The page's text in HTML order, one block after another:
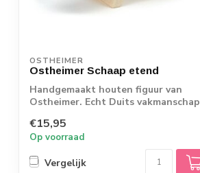
OSTHEIMER
Ostheimer Schaap etend
Handgemaakt houten figuur van
Ostheimer. Echt Duits
€15,95
Op voorraad
Vergelijk